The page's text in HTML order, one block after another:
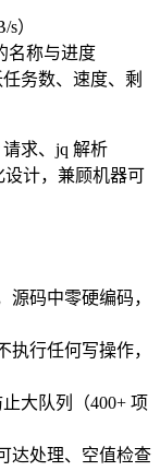
）
名称与进度
务数、速度、剩
请求、jq 解析
设计，兼顾机器可
源码中零硬编码，
执行任何写操作，
大队列（400+ 项
达处理、空值检查